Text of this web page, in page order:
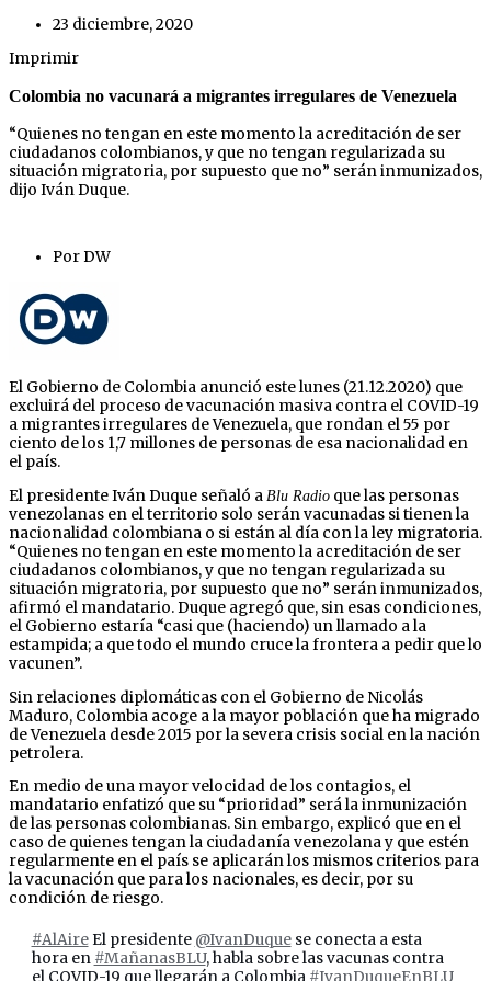
23 diciembre, 2020
Imprimir
Colombia no vacunará a migrantes irregulares de Venezuela
“Quienes no tengan en este momento la acreditación de ser
ciudadanos colombianos, y que no tengan regularizada su
situación migratoria, por supuesto que no” serán inmunizados,
dijo Iván Duque.
Por DW
El Gobierno de Colombia anunció este lunes (21.12.2020) que
excluirá del proceso de vacunación masiva contra el COVID-19
a migrantes irregulares de Venezuela, que rondan el 55 por
ciento de los 1,7 millones de personas de esa nacionalidad en
el país.
El presidente Iván Duque señaló a Blu Radio que las personas
venezolanas en el territorio solo serán vacunadas si tienen la
nacionalidad colombiana o si están al día con la ley migratoria.
“Quienes no tengan en este momento la acreditación de ser
ciudadanos colombianos, y que no tengan regularizada su
situación migratoria, por supuesto que no” serán inmunizados,
afirmó el mandatario. Duque agregó que, sin esas condiciones,
el Gobierno estaría “casi que (haciendo) un llamado a la
estampida; a que todo el mundo cruce la frontera a pedir que lo
vacunen”.
Sin relaciones diplomáticas con el Gobierno de Nicolás
Maduro, Colombia acoge a la mayor población que ha migrado
de Venezuela desde 2015 por la severa crisis social en la nación
petrolera.
En medio de una mayor velocidad de los contagios, el
mandatario enfatizó que su “prioridad” será la inmunización
de las personas colombianas. Sin embargo, explicó que en el
caso de quienes tengan la ciudadanía venezolana y que estén
regularmente en el país se aplicarán los mismos criterios para
la vacunación que para los nacionales, es decir, por su
condición de riesgo.
#AlAireEl presidente @IvanDuquese conecta a esta
hora en #MañanasBLU, habla sobre las vacunas contra
el COVID-19 que llegarán a Colombia #IvanDuqueEnBLU